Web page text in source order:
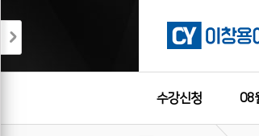
수강신청 08